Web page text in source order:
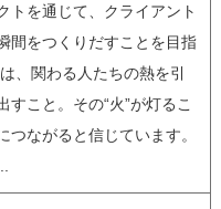
トを通じて、クライアント
間をつくりだすことを目指
、関わる人たちの熱を引
すこと。その“火”が灯るこ
つながると信じています。